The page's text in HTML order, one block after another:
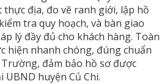
thực địa, đo vẽ ranh giới, lập hồ
tra quy hoạch, và bàn giao
lý đầy đủ cho khách hàng. Toàn
hiện nhanh chóng, đúng chuẩn
đảm bảo hồ sơ được
huyện Củ Chi.